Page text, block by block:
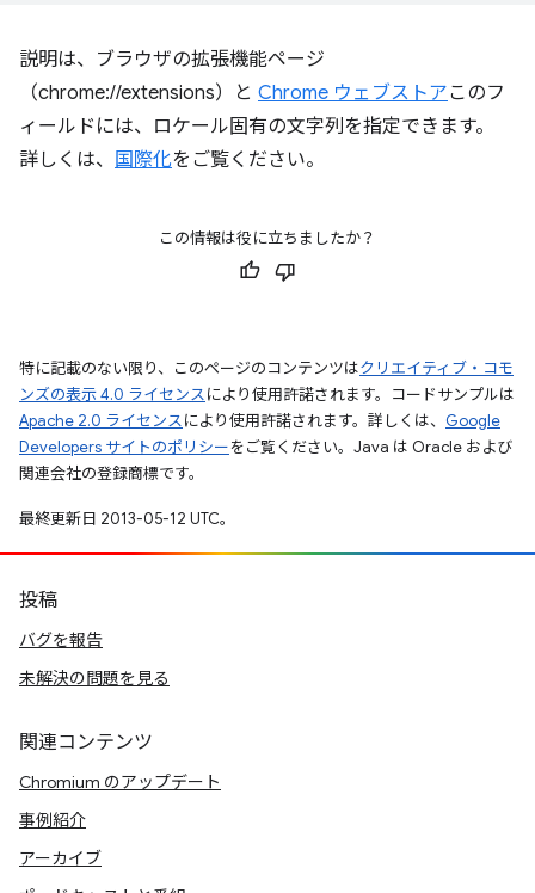
説明は、ブラウザの拡張機能ページ
（chrome://extensions）と Chrome ウェブストア このフ
ィールドには、ロケール固有の文字列を指定できます。
詳しくは、 国際化をご覧ください。
この情報は役に立ちましたか？
特に記載のない限り、このページのコンテンツはクリエイティブ・コモ
ンズの表示 4.0 ライセンスにより使用許諾されます。コードサンプルは
Apache 2.0 ライセンスにより使用許諾されます。詳しくは、 Google
Developers サイトのポリシーをご覧ください。Java は Oracle および
関連会社の登録商標です。
最終更新日 2013-05-12 UTC。
投稿
バグを報告
未解決の問題を見る
関連コンテンツ
Chromium のアップデート
事例紹介
アーカイブ